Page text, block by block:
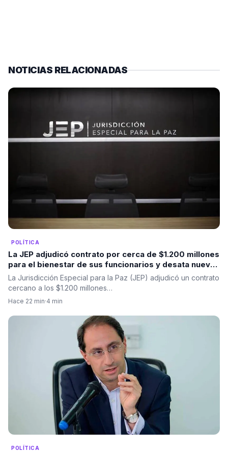
NOTICIAS RELACIONADAS
POLÍTICA
La JEP adjudicó contrato por cerca de $1.200 millones
para el bienestar de sus funcionarios y desata nuevas
críticas
La Jurisdicción Especial para la Paz (JEP) adjudicó un contrato
cercano a los $1.200 millones…
Hace 22 min·4 min
POLÍTICA